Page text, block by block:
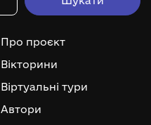
Про проєкт
Вікторини
Віртуальні тури
Автори